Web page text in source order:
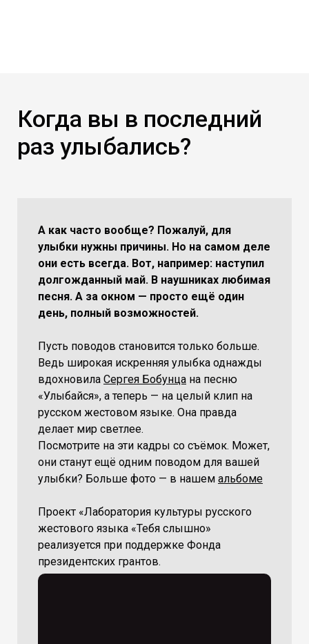
Когда вы в последний
раз улыбались?
А как часто вообще? Пожалуй, для
улыбки нужны причины. Но на самом деле
они есть всегда. Вот, например: наступил
долгожданный май. В наушниках любимая
песня. А за окном — просто ещё один
день, полный возможностей.
Пусть поводов становится только больше.
Ведь широкая искренняя улыбка однажды
вдохновила Сергея Бобунца на песню
«Улыбайся», а теперь — на целый клип на
русском жестовом языке. Она правда
делает мир светлее.
Посмотрите на эти кадры со съёмок. Может,
они станут ещё одним поводом для вашей
улыбки? Больше фото — в нашем альбоме
Проект «Лаборатория культуры русского
жестового языка «Тебя слышно»
реализуется при поддержке Фонда
президентских грантов.